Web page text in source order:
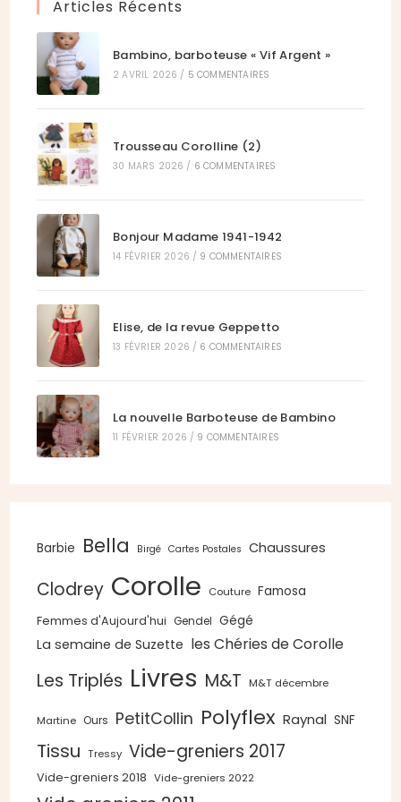
onglet
Articles Récents
Bambino, barboteuse « Vif Argent »
2 AVRIL 2026 / 5 COMMENTAIRES
Trousseau Corolline (2)
30 MARS 2026 / 6 COMMENTAIRES
Bonjour Madame 1941-1942
14 FÉVRIER 2026 / 9 COMMENTAIRES
Elise, de la revue Geppetto
13 FÉVRIER 2026 / 6 COMMENTAIRES
La nouvelle Barboteuse de Bambino
11 FÉVRIER 2026 / 9 COMMENTAIRES
Barbie Bella Birgé Cartes Postales Chaussures
Clodrey Corolle Couture Famosa
Femmes d'Aujourd'hui Gendel Gégé
La semaine de Suzette les Chéries de Corolle
Les Triplés Livres M&T M&T décembre
Martine Ours PetitCollin Polyflex Raynal SNF
Tissu Tressy Vide-greniers 2017
Vide-greniers 2018 Vide-greniers 2022